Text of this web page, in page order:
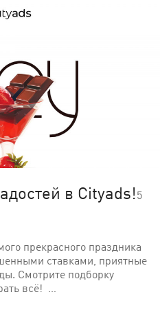
в Cityads!5
прекрасного праздника
ставками, приятные
Смотрите подборку
всё! …